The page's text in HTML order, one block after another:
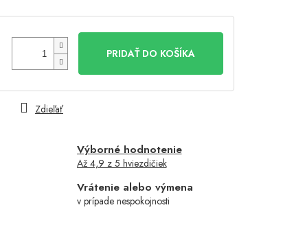
PRIDAŤ DO KOŠÍKA
Výborné hodnotenie
Až 4,9 z 5 hviezdičiek
Vrátenie alebo výmena
v prípade nespokojnosti
Zdieľať